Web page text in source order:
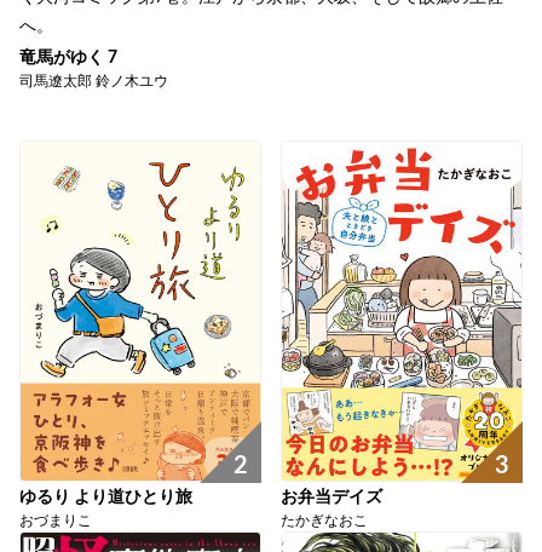
へ。
竜馬がゆく 7
司馬遼太郎 鈴ノ木ユウ
2
ゆるり より道ひとり旅
おづまりこ
3
お弁当デイズ
たかぎなおこ